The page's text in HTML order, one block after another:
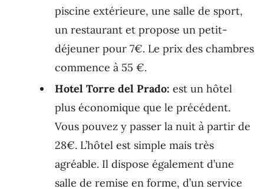
piscine extérieure, une salle de sport,
un restaurant et propose un petit-
déjeuner pour 7€. Le prix des chambres
commence à 55 €.
Hotel Torre del Prado: est un hôtel
plus économique que le précédent.
Vous pouvez y passer la nuit à partir de
28€. L’hôtel est simple mais très
agréable. Il dispose également d’une
salle de remise en forme, d’un service